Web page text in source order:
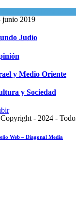
junio 2019
Judío
y Medio Oriente
y Sociedad
- 2024 -
Web – Diagonal Media